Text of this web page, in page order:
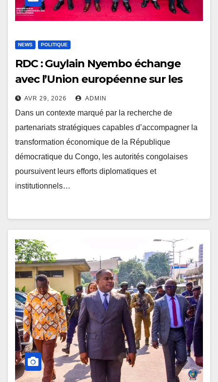
NEWS POLITIQUE
RDC : Guylain Nyembo échange
avec l’Union européenne sur les
priorités nationales de
développement
AVR 29, 2026 ADMIN
Dans un contexte marqué par la recherche de
partenariats stratégiques capables d’accompagner la
transformation économique de la République
démocratique du Congo, les autorités congolaises
poursuivent leurs efforts diplomatiques et
institutionnels…